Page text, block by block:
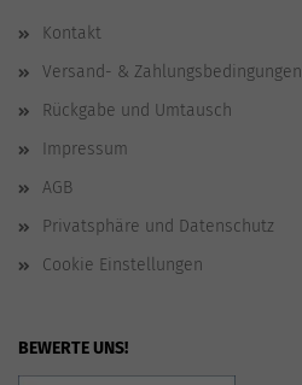
Kontakt
Versand- & Zahlungsbedingungen
Rückgabe und Umtausch
Impressum
AGB
Privatsphäre und Datenschutz
Cookie Einstellungen
BEWERTE UNS!